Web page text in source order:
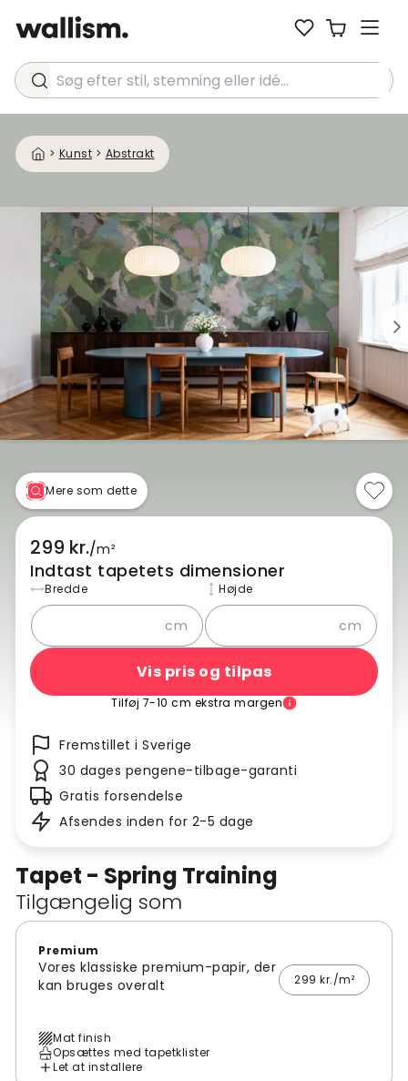
Søg efter stil, stemning eller idé...
> Kunst > Abstrakt
Tapet - Spring Training
Tilgængelig som
Premium
Vores klassiske premium-papir, der
kan bruges overalt
299 kr./m²
Mat finish
Opsættes med tapetklister
Let at installere
Mere som dette
299 kr./m²
Indtast tapetets dimensioner
Bredde
cm
Højde
cm
Vis pris og tilpas
Tilføj 7-10 cm ekstra margen
Fremstillet i Sverige
30 dages pengene-tilbage-garanti
Gratis forsendelse
Afsendes inden for 2-5 dage